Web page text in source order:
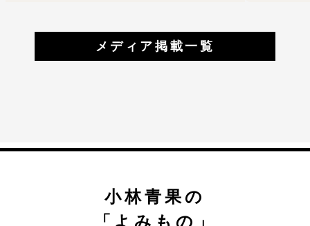
メディア掲載一覧
小林青果の
「よみもの」